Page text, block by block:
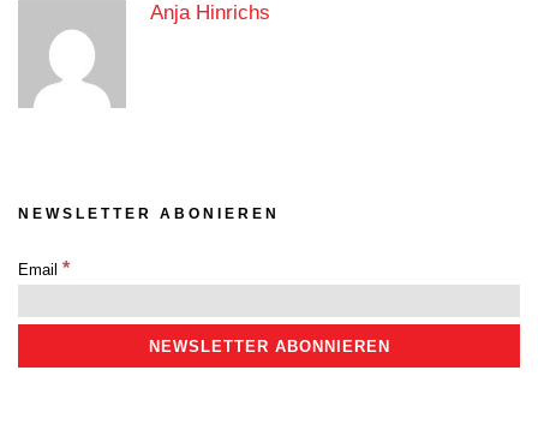
Anja Hinrichs
NEWSLETTER ABONIEREN
Email *